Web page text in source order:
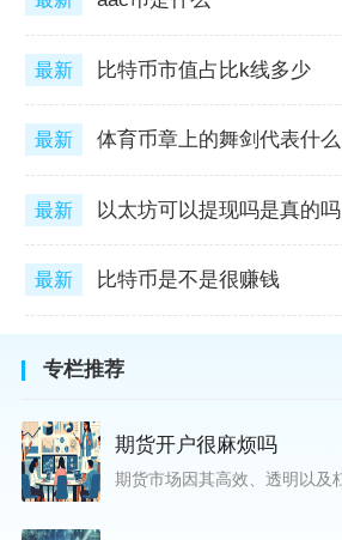
最新 比特币市值占比k线多少
最新 体育币章上的舞剑代表什么
最新 以太坊可以提现吗是真的吗
最新 比特币是不是很赚钱
专栏推荐
期货开户很麻烦吗